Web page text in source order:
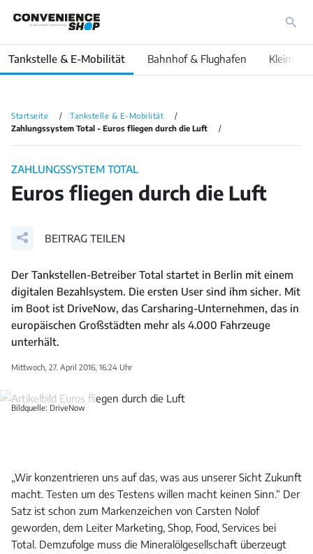
Tankstelle & E-Mobilität Bahnhof & Flughafen
Startseite
Tankstelle & E-Mobilität
Zahlungssystem Total - Euros fliegen durch die Luft
ZAHLUNGSSYSTEM TOTAL
Euros fliegen durch die Luft
BEITRAG TEILEN
Der Tankstellen-Betreiber Total startet in Berlin mit einem
digitalen Bezahlsystem. Die ersten User sind ihm sicher. Mit
im Boot ist DriveNow, das Carsharing-Unternehmen, das in
europäischen Großstädten mehr als 4.000 Fahrzeuge
unterhält.
Mittwoch, 27. April 2016, 16:24 Uhr
Bildquelle: DriveNow
„Wir konzentrieren uns auf das, was aus unserer Sicht Zukunft
macht. Testen um des Testens willen macht keinen Sinn.“ Der
Satz ist schon zum Markenzeichen von Carsten Nolof
geworden, dem Leiter Marketing, Shop, Food, Services bei
Total. Demzufolge muss die Mineralölgesellschaft überzeugt